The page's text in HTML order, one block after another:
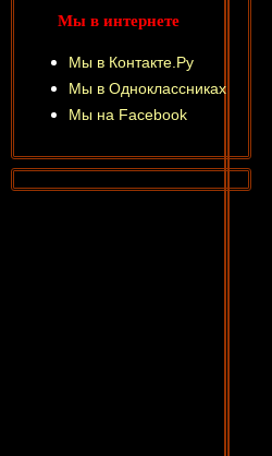
Мы в интернете
Мы в Контакте.Ру
Мы в Одноклассниках
Мы на Facebook